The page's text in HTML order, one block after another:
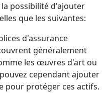
possibilité d'ajouter
que les suivantes:
d'assurance
généralement
les œuvres d'art ou
cependant ajouter
pour protéger ces actifs.